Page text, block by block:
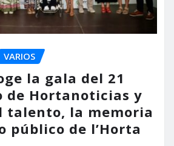
VARIOS
la gala del 21
de Hortanoticias y
talento, la memoria
público de l’Horta